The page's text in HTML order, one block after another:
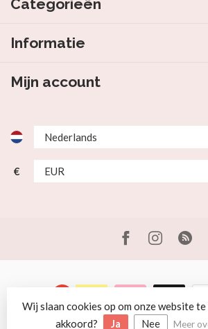
Categorieën
Informatie
Mijn account
€
© Copyright 2026 Beer en
Wij slaan cookies op om onze website
akkoord?
Ja Nee Meer